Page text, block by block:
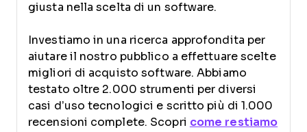
giusta nella scelta di un software.
Investiamo in una ricerca approfondita per
aiutare il nostro pubblico a effettuare scelte
migliori di acquisto software. Abbiamo
testato oltre 2.000 strumenti per diversi
casi d’uso tecnologici e scritto più di 1.000
recensioni complete. Scopri come restiamo